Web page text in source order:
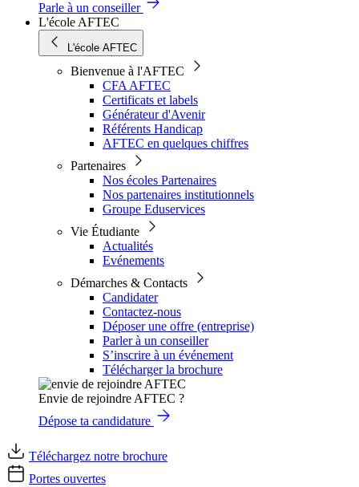
Parle à un conseiller
L'école AFTEC
L'école AFTEC
Bienvenue à l'AFTEC
CFA AFTEC
Certificats et labels
Générateur d'Avenir
Référents Handicap
AFTEC en quelques chiffres
Partenaires
Nos écoles Partenaires
Nos partenaires institutionnels
Groupe Eduservices
Vie Étudiante
Actualités
Evénements
Démarches & Contacts
Candidater
Contactez-nous
Déposer une offre (entreprise)
Parler à un conseiller
S’inscrire à un événement
Télécharger la brochure
Envie de rejoindre AFTEC ?
Dépose ta candidature
Téléchargez notre brochure
Portes ouvertes